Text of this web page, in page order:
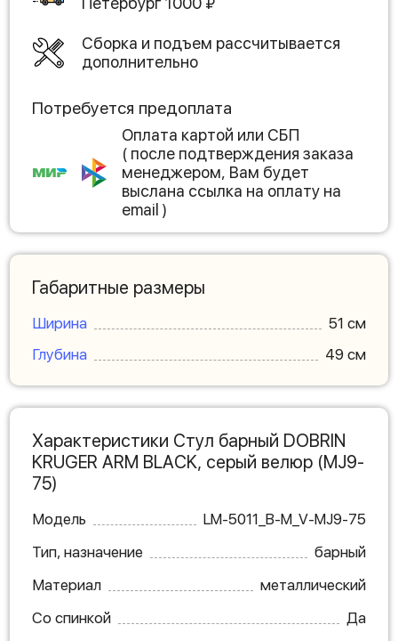
Сборка и подъем рассчитывается
дополнительно
Потребуется предоплата
Оплата картой или СБП
( после подтверждения заказа
менеджером, Вам будет
выслана ссылка на оплату на
email )
Габаритные размеры
Ширина
51 см
Глубина
49 см
Характеристики Стул барный DOBRIN
KRUGER ARM BLACK, серый велюр (MJ9-
75)
Модель
LM-5011_B-M_V-MJ9-75
Тип, назначение
барный
Материал
металлический
Со спинкой
Да